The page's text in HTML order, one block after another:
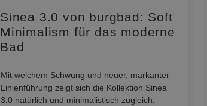
Sinea 3.0 von burgbad: Soft
Minimalism für das moderne
Bad
Mit weichem Schwung und neuer, markanter
Linienführung zeigt sich die Kollektion Sinea
3.0 natürlich und minimalistisch zugleich.